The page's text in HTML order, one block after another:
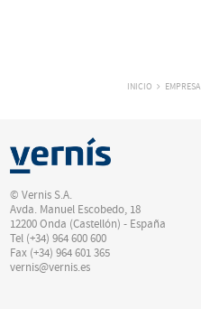
INICIO EMPRESA
© Vernis S.A.
Avda. Manuel Escobedo, 18
12200 Onda (Castellón) - España
Tel (+34) 964 600 600
Fax (+34) 964 601 365
vernis@vernis.es